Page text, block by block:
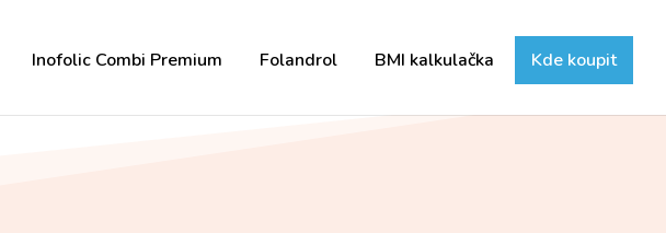
Inofolic Combi Premium Folandrol BMI kalkulačka Kde koupit